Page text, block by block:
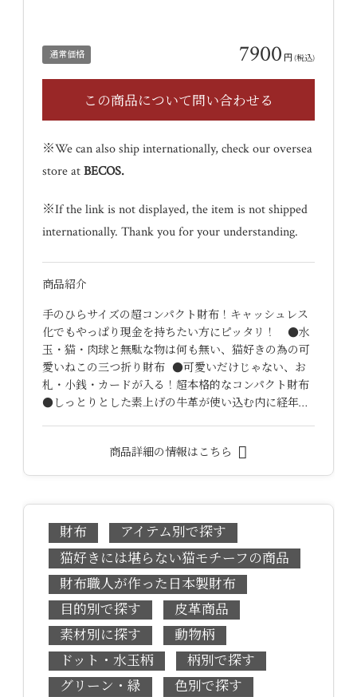
通常価格 7900 円(税込)
※We can also ship internationally, check our oversea
store atBECOS.
※If the link is not displayed, the item is not shipped
internationally. Thank you for your understanding.
商品紹介
手のひらサイズの超コンパクト財布！キャッシュレス
化でもやっぱり現金を持ちたい方にピッタリ！ ●水
玉・猫・肉球と無駄な物は何も無い、猫好きの為の可
愛いねこの三つ折り財布 ●可愛いだけじゃない、お
札・小銭・カードが入る！超本格的なコンパクト財布
●しっとりとした素上げの牛革が使い込む内に経年…
商品詳細の情報はこちら
財布
アイテム別で探す
猫好きには堪らない猫モチーフの商品
財布職人が作った日本製財布
目的別で探す
皮革商品
素材別に探す
動物柄
ドット・水玉柄
柄別で探す
グリーン・緑
色別で探す